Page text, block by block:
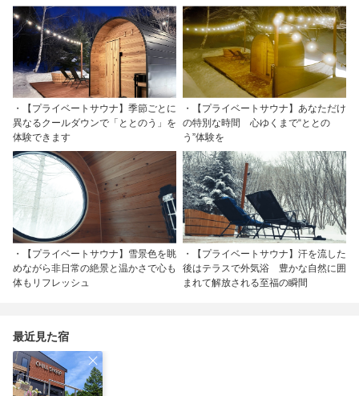
・【プライベートサウナ】季節ごとに
異なるクールダウンで「ととのう」を
体験できます
・【プライベートサウナ】あなただけ
の特別な時間 心ゆくまで“ととの
う”体験を
・【プライベートサウナ】雪景色を眺
めながら非日常の絶景と温かさで心も
体もリフレッシュ
・【プライベートサウナ】汗を流した
後はテラスで外気浴 豊かな自然に囲
まれて解放される至福の瞬間
最近見た宿